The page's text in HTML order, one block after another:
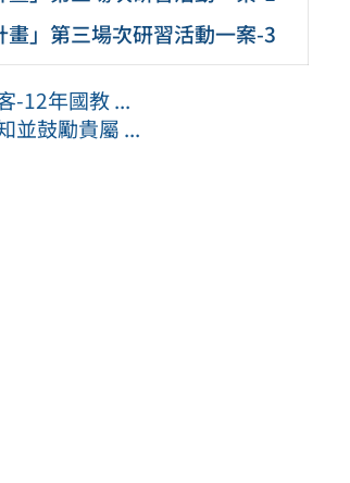
」第三場次研習活動一案-3
-12年國教 ...
並鼓勵貴屬 ...